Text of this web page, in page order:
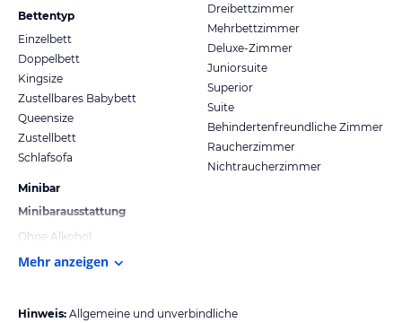
Bettentyp
Einzelbett
Doppelbett
Kingsize
Zustellbares Babybett
Queensize
Zustellbett
Schlafsofa
Minibar
Minibarausstattung
Ohne Alkohol
Dreibettzimmer
Mehrbettzimmer
Deluxe-Zimmer
Juniorsuite
Superior
Suite
Behindertenfreundliche Zimmer
Raucherzimmer
Nichtraucherzimmer
Mehr anzeigen
Hinweis: Allgemeine und unverbindliche